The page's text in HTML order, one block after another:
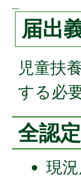
届出
児童扶
する必
全認
現